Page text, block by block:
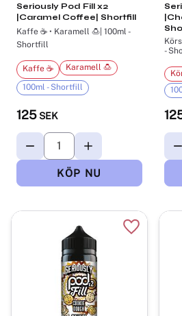
Seriously Pod Fill x2
|Caramel Coffee| Shortfill
Kaffe ☕ • Karamell 🍮| 100ml -
Shortfill
125 SEK
Kaffe ☕ Karamell 🍮
100ml - Shortfill
-
Lägg till i